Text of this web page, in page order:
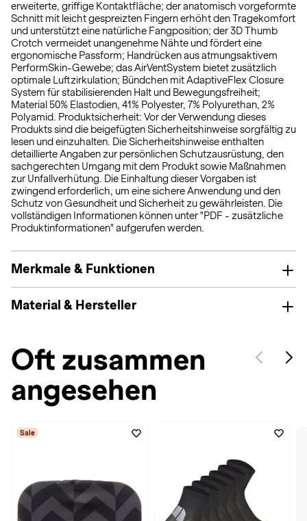
erweiterte, griffige Kontaktfläche; der anatomisch vorgeformte
Schnitt mit leicht gespreizten Fingern erhöht den Tragekomfort
und unterstützt eine natürliche Fangposition; der 3D Thumb
Crotch vermeidet unangenehme Nähte und fördert eine
ergonomische Passform; Handrücken aus atmungsaktivem
PerformSkin-Gewebe; das AirVentSystem bietet zusätzlich
optimale Luftzirkulation; Bündchen mit AdaptiveFlex Closure
System für stabilisierenden Halt und Bewegungsfreiheit;
Material 50% Elastodien, 41% Polyester, 7% Polyurethan, 2%
Polyamid. Produktsicherheit: Vor der Verwendung dieses
Produkts sind die beigefügten Sicherheitshinweise sorgfältig zu
lesen und einzuhalten. Die Sicherheitshinweise enthalten
detaillierte Angaben zur persönlichen Schutzausrüstung, den
sachgerechten Umgang mit dem Produkt sowie Maßnahmen
zur Unfallverhütung. Die Einhaltung dieser Vorgaben ist
zwingend erforderlich, um eine sichere Anwendung und den
Schutz von Gesundheit und Sicherheit zu gewährleisten. Die
vollständigen Informationen können unter "PDF - zusätzliche
Produktinformationen" aufgerufen werden.
Merkmale & Funktionen
Material & Hersteller
Oft zusammen
angesehen
Sale